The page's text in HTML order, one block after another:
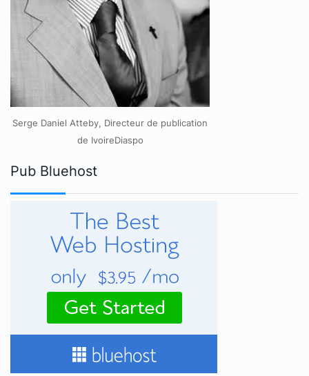
Serge Daniel Atteby, Directeur de publication
de IvoireDiaspo
Pub Bluehost